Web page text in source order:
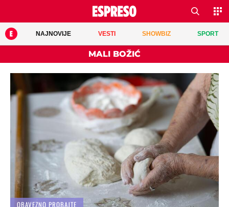
NAJNOVIJE VESTI SHOWBIZ SPORT
MALI BOŽIĆ
OBAVEZNO PROBAJTE